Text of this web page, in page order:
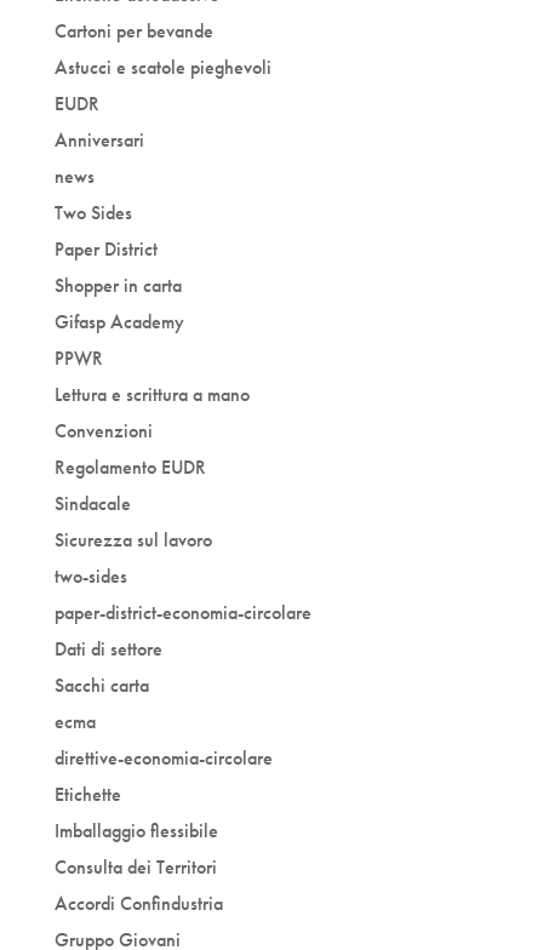
Cartoni per bevande
Astucci e scatole pieghevoli
EUDR
Anniversari
news
Two Sides
Paper District
Shopper in carta
Gifasp Academy
PPWR
Lettura e scrittura a mano
Convenzioni
Regolamento EUDR
Sindacale
Sicurezza sul lavoro
two-sides
paper-district-economia-circolare
Dati di settore
Sacchi carta
ecma
direttive-economia-circolare
Etichette
Imballaggio flessibile
Consulta dei Territori
Accordi Confindustria
Gruppo Giovani